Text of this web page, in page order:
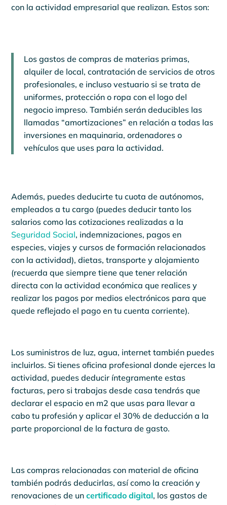
con la actividad empresarial que realizan. Estos son:
Los gastos de compras de materias primas,
alquiler de local, contratación de servicios de otros
profesionales, e incluso vestuario si se trata de
uniformes, protección o ropa con el logo del
negocio impreso. También serán deducibles las
llamadas “amortizaciones” en relación a todas las
inversiones en maquinaria, ordenadores o
vehículos que uses para la actividad.
Además, puedes deducirte tu cuota de autónomos,
empleados a tu cargo (puedes deducir tanto los
salarios como las cotizaciones realizadas a la
Seguridad Social, indemnizaciones, pagos en
especies, viajes y cursos de formación relacionados
con la actividad), dietas, transporte y alojamiento
(recuerda que siempre tiene que tener relación
directa con la actividad económica que realices y
realizar los pagos por medios electrónicos para que
quede reflejado el pago en tu cuenta corriente).
Los suministros de luz, agua, internet también puedes
incluirlos. Si tienes oficina profesional donde ejerces la
actividad, puedes deducir íntegramente estas
facturas, pero si trabajas desde casa tendrás que
declarar el espacio en m2 que usas para llevar a
cabo tu profesión y aplicar el 30% de deducción a la
parte proporcional de la factura de gasto.
Las compras relacionadas con material de oficina
también podrás deducirlas, así como la creación y
renovaciones de uncertificado digital, los gastos de